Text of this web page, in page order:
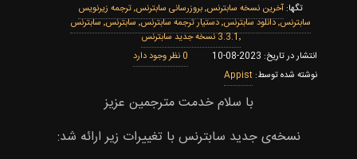
‌آخرین نسخه سابترنس٬ بروزرسانی سابترنس٬ ترجمه زیرنویس
سابترنس٬ دانلود سابترنس٬ دستیار ترجمه سابترنس٬ سابترنس٬ سابترنس
3.3.1٬ نسخه جدید سابترنس
2023-08-10
0
Appist
با سلام خدمت مترجمین عزیز
نسخه‌ی جدید سابترنس با تغییرات زیر ارائه شد: